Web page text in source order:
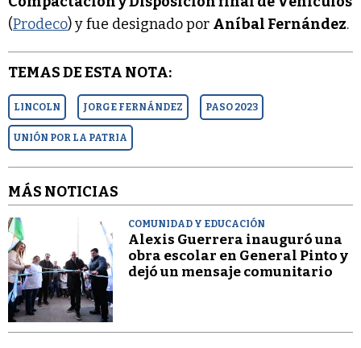
(Prodeco) y fue designado por Aníbal Fernández.
TEMAS DE ESTA NOTA:
LINCOLN JORGE FERNÁNDEZ PASO 2023
UNIÓN POR LA PATRIA
MÁS NOTICIAS
COMUNIDAD Y EDUCACIÓN
Alexis Guerrera inauguró una
obra escolar en General Pinto y
dejó un mensaje comunitario